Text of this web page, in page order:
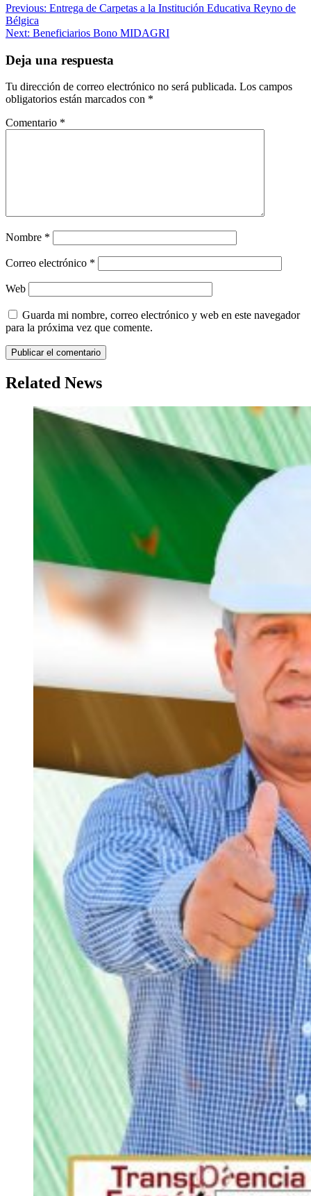
Navegación
de
Previous: Entrega de Carpetas a la Institución Educativa Reyno de
Bélgica
Next: Beneficiarios Bono MIDAGRI
Deja una respuesta
Tu dirección de correo electrónico no será publicada. Los campos
obligatorios están marcados con *
Comentario *
Nombre *
Correo electrónico *
Web
Guarda mi nombre, correo electrónico y web en este navegador
para la próxima vez que comente.
Related News